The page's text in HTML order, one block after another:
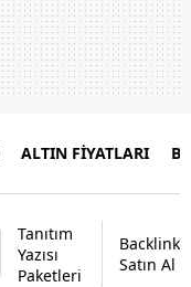
ALTIN FİYATLARI
Tanıtım
Yazısı
Paketleri
Backlink
Satın Al